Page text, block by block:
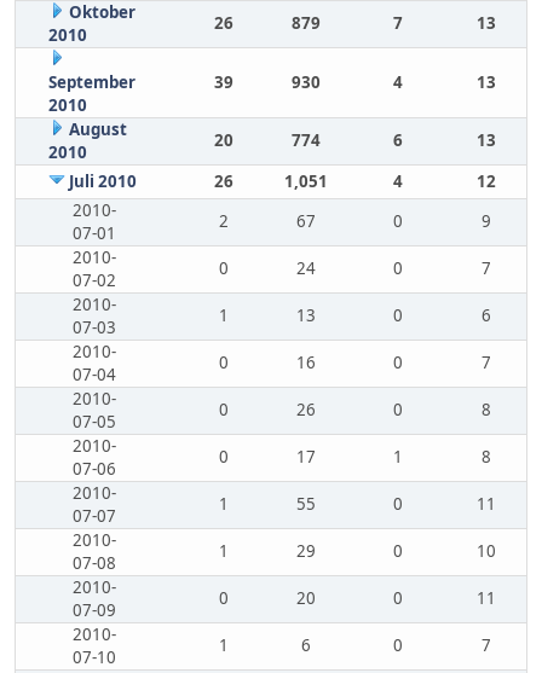
Oktober
2010
26 879 7 13
September
2010
39 930 4 13
August
2010
20 774 6
13
Juli 2010
26 1,051 4
12
2010-
07-01
2 67 0
9
2010-
07-02
0 24 0
7
2010-
07-03
1 13 0
6
2010-
07-04
0 16 0
7
2010-
07-05
0 26 0
8
2010-
07-06
0 17 1
8
2010-
07-07
1 55 0
11
2010-
07-08
1 29 0
10
2010-
07-09
0 20 0
11
2010-
07-10
1 6 0
7